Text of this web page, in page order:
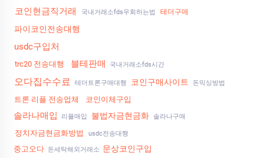
코인현금직거래 국내거래소fds우회하는법 테더구매
파이코인전송대행
usdc구입처
trc20 전송대행 블테판매 국내거래소fds시간
오다집수수료 테더트론구매대행 코인구매사이트 돈믹싱방법
트론 리플 전송업체 코인이체구입
솔라나매입 리플매입 불법자금현금화 솔라나구매
정치자금현금화방법 usdc전송대행
중고오다 돈세탁해외거래소 문상코인구입